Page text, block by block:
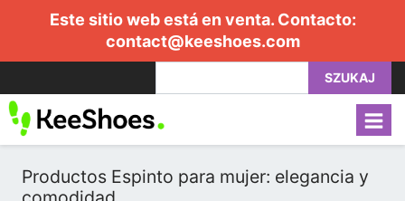
Este sitio web está en venta. Contacto:
contact@keeshoes.com
SZUKAJ
Productos Espinto para mujer: elegancia y